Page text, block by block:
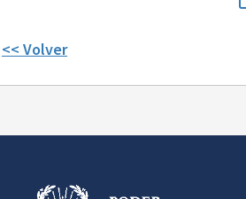
<< Volver